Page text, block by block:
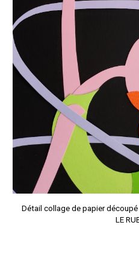
Détail collage de papier découpé
LE